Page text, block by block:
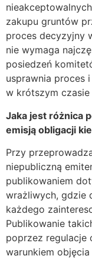
zakupu gruntów
proces decyzyjny
nie wymaga
posiedzeń
usprawnia proces
w krótszym czasie
Jaka jest różnica
emisją obligacji
Przy
niepubliczną
publikowaniem
wrażliwych, gdzie
każdego
Publikowanie
poprzez regulacje
warunkiem